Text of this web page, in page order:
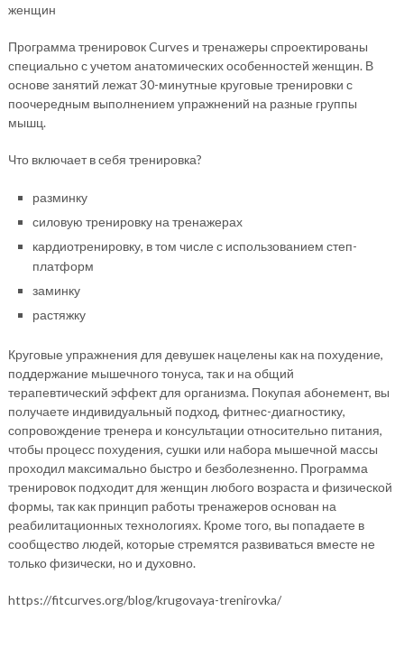
женщин
Программа тренировок Curves и тренажеры спроектированы
специально с учетом анатомических особенностей женщин. В
основе занятий лежат 30-минутные круговые тренировки с
поочередным выполнением упражнений на разные группы
мышц.
Что включает в себя тренировка?
разминку
силовую тренировку на тренажерах
кардиотренировку, в том числе с использованием степ-
платформ
заминку
растяжку
Круговые упражнения для девушек нацелены как на похудение,
поддержание мышечного тонуса, так и на общий
терапевтический эффект для организма. Покупая абонемент, вы
получаете индивидуальный подход, фитнес-диагностику,
сопровождение тренера и консультации относительно питания,
чтобы процесс похудения, сушки или набора мышечной массы
проходил максимально быстро и безболезненно. Программа
тренировок подходит для женщин любого возраста и физической
формы, так как принцип работы тренажеров основан на
реабилитационных технологиях. Кроме того, вы попадаете в
сообщество людей, которые стремятся развиваться вместе не
только физически, но и духовно.
https://fitcurves.org/blog/krugovaya-trenirovka/